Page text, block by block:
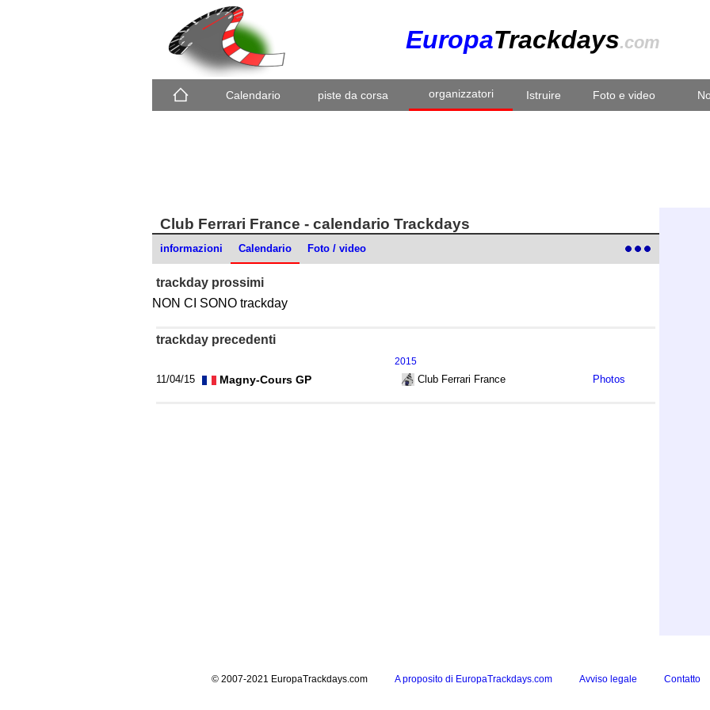
EuropaTrackdays.com
Calendario piste da corsa organizzatori Istruire Foto e video
Club Ferrari France - calendario Trackdays
informazioni Calendario Foto / video
trackday prossimi
NON CI SONO trackday
trackday precedenti
2015
11/04/15 Magny-Cours GP Club Ferrari France Photos
© 2007-2021 EuropaTrackdays.com A proposito di EuropaTrackdays.com Avviso legale Contatto